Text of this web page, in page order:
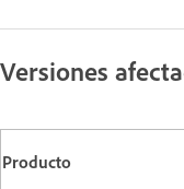
Versiones
Producto